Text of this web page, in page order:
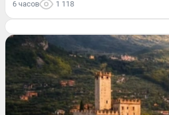
6 часов 1 118